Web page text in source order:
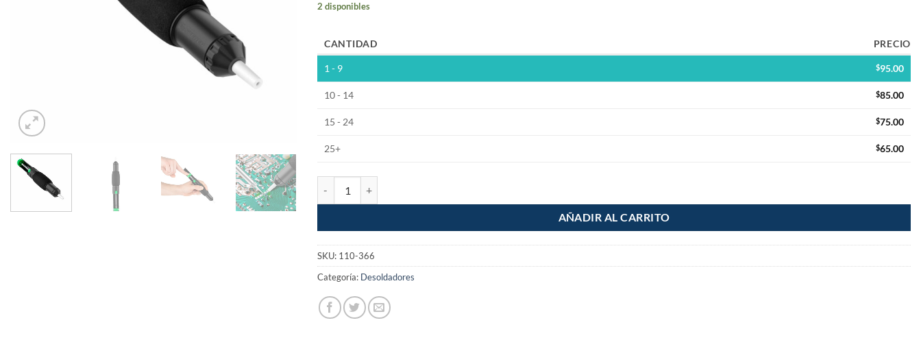
2 disponibles
CANTIDAD PRECIO
1 - 9 $95.00
10 - 14 $85.00
15 - 24 $75.00
25+ $65.00
AÑADIR AL CARRITO
SKU: 110-366
Categoría: Desoldadores